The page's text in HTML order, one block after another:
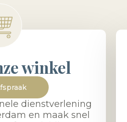
winkel
dienstverlening
en maak snel